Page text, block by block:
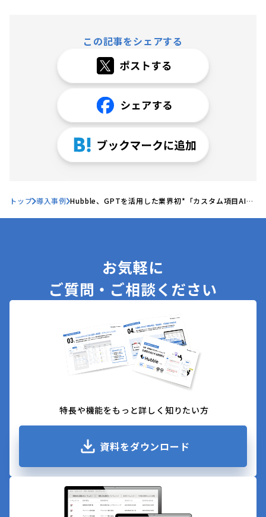
この記事をシェアする
トップ 導入事例 Hubble、GPTを活用した業界初*「カスタム項目AI自
お気軽に
ご質問・ご相談ください
特長や機能をもっと詳しく知りたい方
資料をダウンロード